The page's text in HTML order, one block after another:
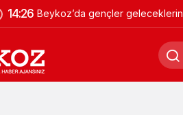
14:26 Beykoz’da gençler